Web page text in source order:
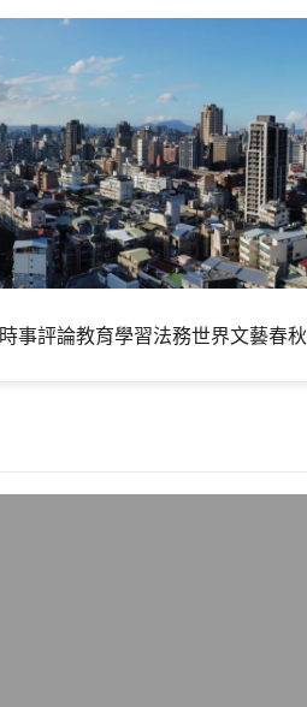
時事評論教育學習法務世界文藝春秋